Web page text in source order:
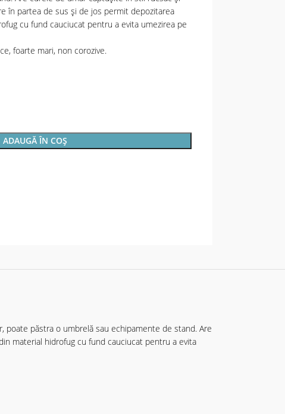
în partea de sus și de jos permit depozitarea
cu fund cauciucat pentru a evita umezirea pe
foarte mari, non corozive.
ADAUGĂ ÎN COȘ
păstra o umbrelă sau echipamente de stand. Are
material hidrofug cu fund cauciucat pentru a evita